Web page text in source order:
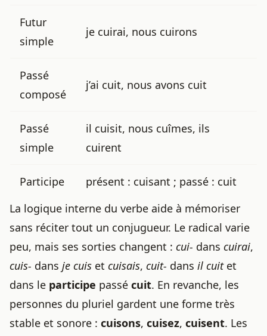
Futur
simple
je cuirai, nous cuirons
Passé
composé
j’ai cuit, nous avons cuit
Passé
simple
il cuisit, nous cuîmes, ils
cuirent
Participe
présent : cuisant ; passé : cuit
La logique interne du verbe aide à mémoriser
sans réciter tout un conjugueur. Le radical varie
peu, mais ses sorties changent : cui- dans cuirai,
cuis- dans je cuis et cuisais, cuit- dans il cuitet
dans le participe passé cuit. En revanche, les
personnes du pluriel gardent une forme très
stable et sonore : cuisons, cuisez, cuisent. Les